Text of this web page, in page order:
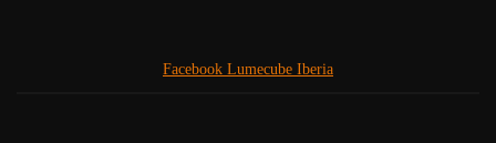
Facebook Lumecube Iberia